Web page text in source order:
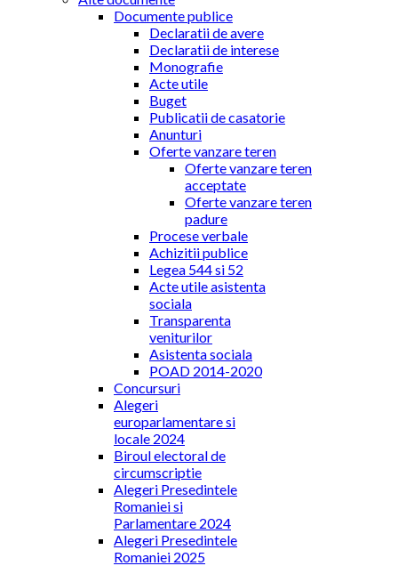
Documente publice
Declaratii de avere
Declaratii de interese
Monografie
Acte utile
Buget
Publicatii de casatorie
Anunturi
Oferte vanzare teren
Oferte vanzare teren
acceptate
Oferte vanzare teren
padure
Procese verbale
Achizitii publice
Legea 544 si 52
Acte utile asistenta
sociala
Transparenta
veniturilor
Asistenta sociala
POAD 2014-2020
Concursuri
Alegeri
europarlamentare si
locale 2024
Biroul electoral de
circumscriptie
Alegeri Presedintele
Romaniei si
Parlamentare 2024
Alegeri Presedintele
Romaniei 2025